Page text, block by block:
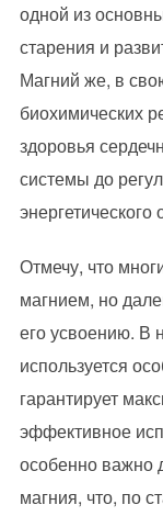
одной из
старения и
Магний же, в
биохимических
здоровья
системы до
энергетического
Отмечу, что
магнием, но
его усвоению. В
используется
гарантирует
эффективное
особенно важно
магния, что, по